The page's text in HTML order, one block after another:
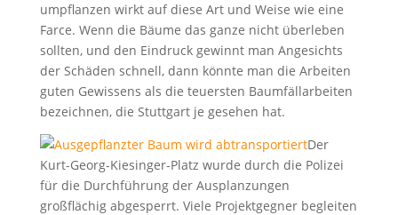
umpflanzen wirkt auf diese Art und Weise wie eine
Farce. Wenn die Bäume das ganze nicht überleben
sollten, und den Eindruck gewinnt man Angesichts
der Schäden schnell, dann könnte man die Arbeiten
guten Gewissens als die teuersten Baumfällarbeiten
bezeichnen, die Stuttgart je gesehen hat.
Der
Kurt-Georg-Kiesinger-Platz wurde durch die Polizei
für die Durchführung der Ausplanzungen
großflächig abgesperrt. Viele Projektgegner begleiten